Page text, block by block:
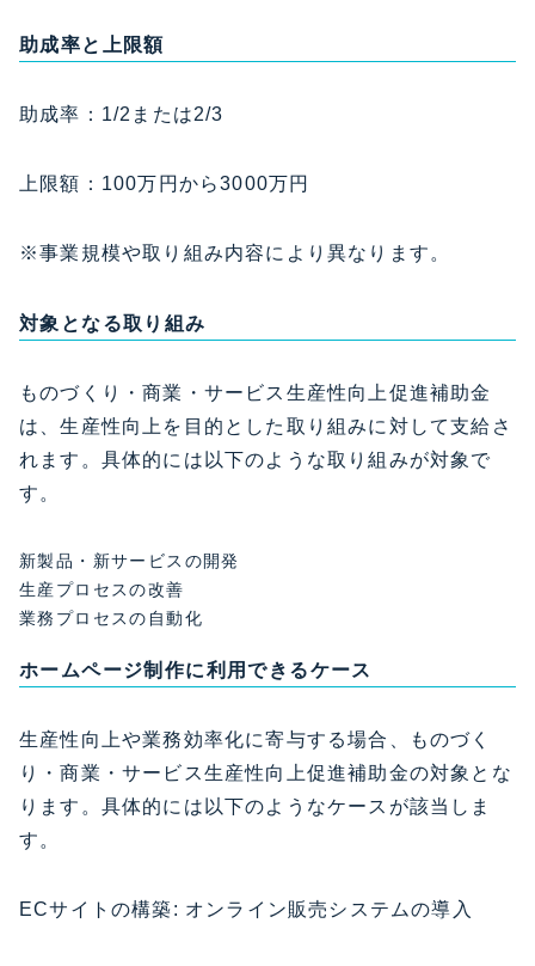
助成率と上限額
助成率：1/2または2/3
上限額：100万円から3000万円
※事業規模や取り組み内容により異なります。
対象となる取り組み
ものづくり・商業・サービス生産性向上促進補助金
は、生産性向上を目的とした取り組みに対して支給さ
れます。具体的には以下のような取り組みが対象で
す。
新製品・新サービスの開発
生産プロセスの改善
業務プロセスの自動化
ホームページ制作に利用できるケース
生産性向上や業務効率化に寄与する場合、ものづく
り・商業・サービス生産性向上促進補助金の対象とな
ります。具体的には以下のようなケースが該当しま
す。
ECサイトの構築: オンライン販売システムの導入